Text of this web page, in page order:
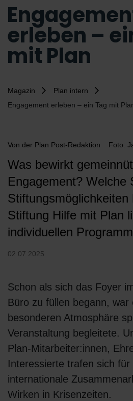
erleben –
mit Plan
Magazin
Plan intern
Engagement erleben – ein Tag mit
Von der Plan Post-Redaktion Foto:
Was bewirkt
Engagement? Welche
Stiftungsmöglichkeiten
Stiftung Hilfe mit Plan
individuellen
02.07.2025
Schon als sich das Foyer
Büro zu füllen begann, war
besonderen Atmosphäre
Veranstaltung begleitete.
Plan-Mitarbeiter:innen,
Interessierte trafen sich
internationale
Wirken in Krisenzeiten.